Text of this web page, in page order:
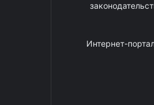
Интернет-